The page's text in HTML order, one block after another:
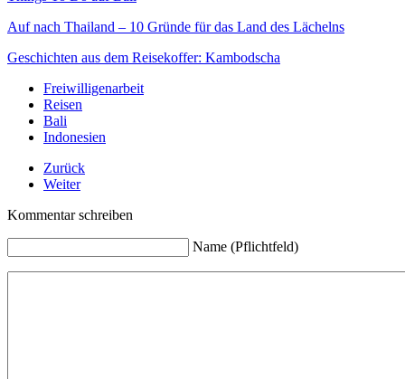
Auf nach Thailand – 10 Gründe für das Land des Lächelns
Geschichten aus dem Reisekoffer: Kambodscha
Freiwilligenarbeit
Reisen
Bali
Indonesien
Zurück
Weiter
Kommentar schreiben
Name (Pflichtfeld)